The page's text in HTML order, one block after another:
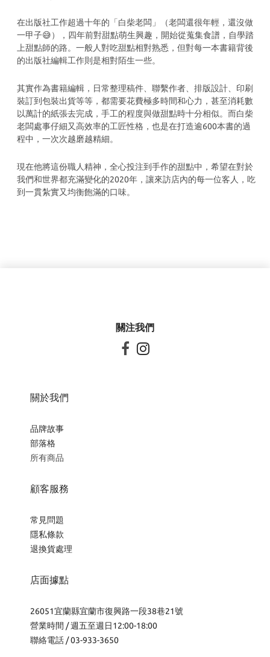
在出版社工作超過十年的「白柴老闆」（老闆還很年輕，還沒做
一甲子😅），四年前對甜點萌生興趣，開始從蒐集食譜，自學踏
上甜點師的路。一般人對吃甜點相對熟悉，但對每一本書籍背後
的出版社編輯工作則是相對陌生一些。
其實作為書籍編輯，日常整理稿件、聯繫作者、排版設計、印刷
裝訂到包裝出貨等等，都需要花費極多時間和心力，甚至消耗數
以萬計的紙張去完成，手工的程度與做甜點時十分相似。而白柴
老闆處事仔細又高效率的工匠性格，也是在打造逾600本書的過
程中，一次次越磨越精細。
現在他將這份職人精神，全心投注到手作的甜點中，希望在對於
我們和世界都充滿變化的2020年，讓來訪店內的每一位客人，吃
到一貫紮實又均衡飽滿的口味。
關注我們
 
關於我們
品牌故事
部落格
所有商品
顧客服務
常見問題
隱私條款
退換貨處理
店面據點
26051宜蘭縣宜蘭市復興路一段38巷21號
營業時間 / 週五至週日12:00-18:00
聯絡電話 / 03-933-3650